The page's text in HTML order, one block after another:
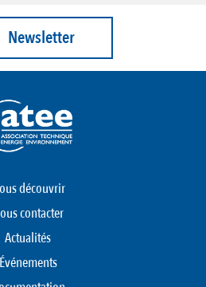
Newsletter
découvrir
contacter
Actualités
Événements